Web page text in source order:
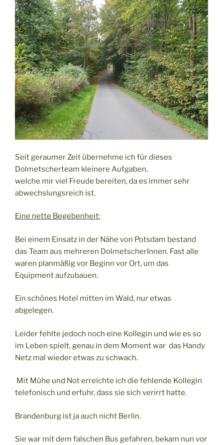
Seit geraumer Zeit übernehme ich für dieses
Dolmetscherteam kleinere Aufgaben,
welche mir viel Freude bereiten, da es immer sehr
abwechslungsreich ist.
Eine nette Begebenheit:
Bei einem Einsatz in der Nähe von Potsdam bestand
das Team aus mehreren DolmetscherInnen. Fast alle
waren planmäßig vor Beginn vor Ort, um das
Equipment aufzubauen.
Ein schönes Hotel mitten im Wald, nur etwas
abgelegen.
Leider fehlte jedoch noch eine Kollegin und wie es so
im Leben spielt, genau in dem Moment war das Handy
Netz mal wieder etwas zu schwach.
Mit Mühe und Not erreichte ich die fehlende Kollegin
telefonisch und erfuhr, dass sie sich verirrt hatte.
Brandenburg ist ja auch nicht Berlin.
Sie war mit dem falschen Bus gefahren, bekam nun vor